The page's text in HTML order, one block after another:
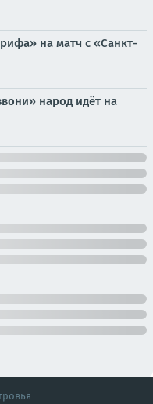
на матч с «Санкт-
народ идёт на